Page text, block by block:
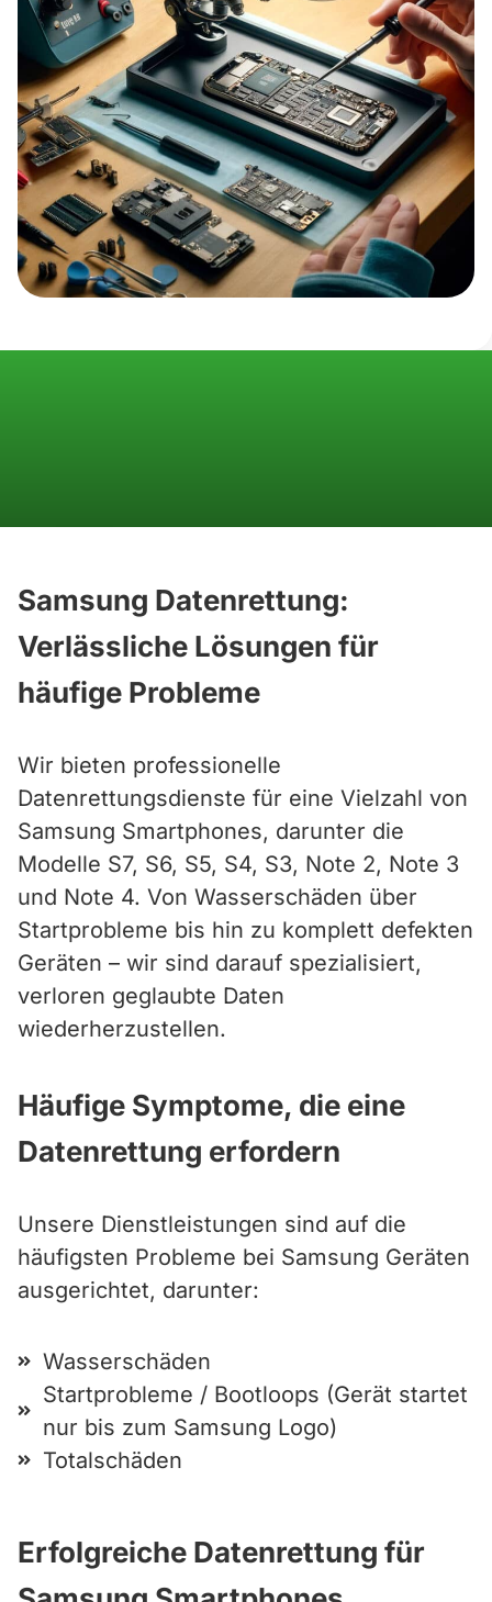
Samsung Datenrettung:
Verlässliche Lösungen für
häufige Probleme
Wir bieten professionelle
Datenrettungsdienste für eine Vielzahl von
Samsung Smartphones, darunter die
Modelle S7, S6, S5, S4, S3, Note 2, Note 3
und Note 4. Von Wasserschäden über
Startprobleme bis hin zu komplett defekten
Geräten – wir sind darauf spezialisiert,
verloren geglaubte Daten
wiederherzustellen.
Häufige Symptome, die eine
Datenrettung erfordern
Unsere Dienstleistungen sind auf die
häufigsten Probleme bei Samsung Geräten
ausgerichtet, darunter:
Wasserschäden
Startprobleme / Bootloops (Gerät startet
nur bis zum Samsung Logo)
Totalschäden
Erfolgreiche Datenrettung für